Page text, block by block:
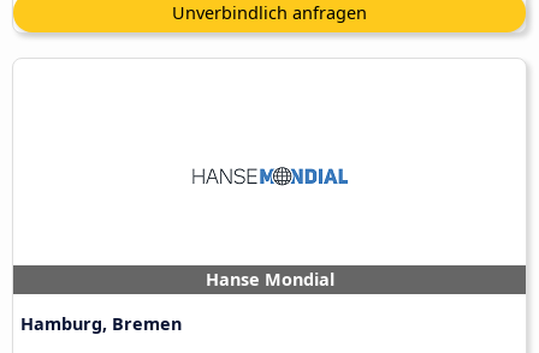
Unverbindlich anfragen
Hanse Mondial
Hamburg, Bremen